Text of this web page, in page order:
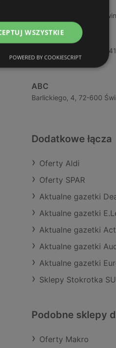
Chrobrego 9, 72-600
Ul. Bohaterów Września
Świnoujście
ABC
Barlickiego, 4, 72-600
Dodatkowe łącza
Oferty Aldi
Oferty SPAR
Aktualne gazetki
Aktualne gazetki
Aktualne gazetki
Aktualne gazetki
Aktualne gazetki
Sklepy Stokrotka
Podobne sklepy
Oferty Makro
WSZYSTKIE
POWERED BY COOKIESCRIPT